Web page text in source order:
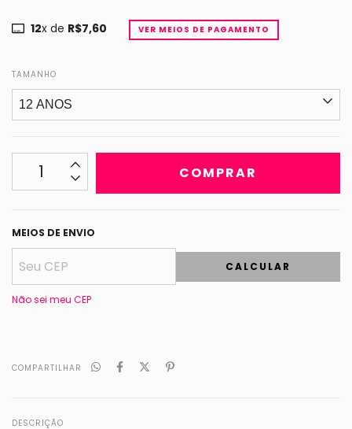
12x de R$7,60 VER MEIOS DE PAGAMENTO
TAMANHO
MEIOS DE ENVIO
CALCULAR
Não sei meu CEP
COMPARTILHAR
DESCRIÇÃO